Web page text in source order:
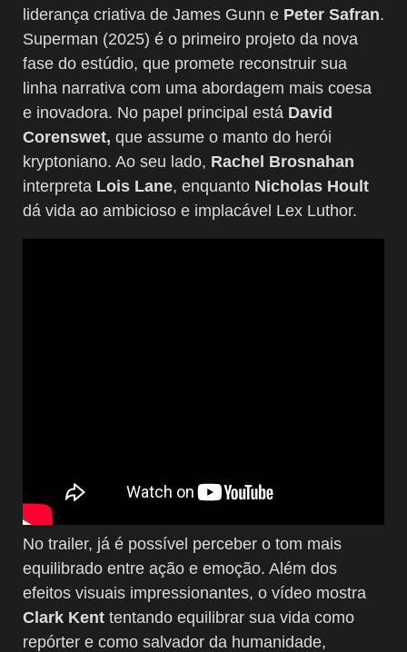
liderança criativa de James Gunn e Peter Safran.
Superman (2025) é o primeiro projeto da nova
fase do estúdio, que promete reconstruir sua
linha narrativa com uma abordagem mais coesa
e inovadora. No papel principal está David
Corenswet, que assume o manto do herói
kryptoniano. Ao seu lado, Rachel Brosnahan
interpreta Lois Lane, enquanto Nicholas Hoult
dá vida ao ambicioso e implacável Lex Luthor.
No trailer, já é possível perceber o tom mais
equilibrado entre ação e emoção. Além dos
efeitos visuais impressionantes, o vídeo mostra
Clark Kent tentando equilibrar sua vida como
repórter e como salvador da humanidade,